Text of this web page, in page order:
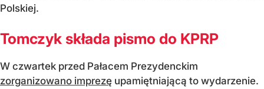
Polskiej.
Tomczyk składa pismo do KPRP
W czwartek przed Pałacem Prezydenckim
zorganizowano imprezę upamiętniającą to wydarzenie.